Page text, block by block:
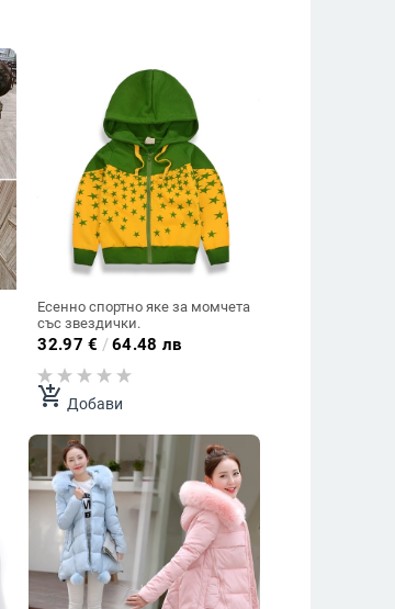
Есенно спортно яке за момчета
със звездички.
32.97 € /64.48 лв
add_shopping_cart Добави